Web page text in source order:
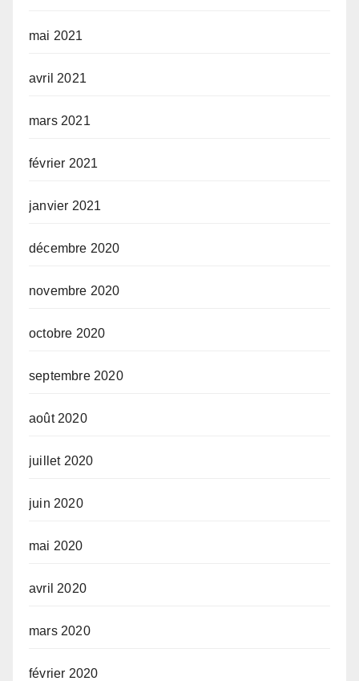
mai 2021
avril 2021
mars 2021
février 2021
janvier 2021
décembre 2020
novembre 2020
octobre 2020
septembre 2020
août 2020
juillet 2020
juin 2020
mai 2020
avril 2020
mars 2020
février 2020